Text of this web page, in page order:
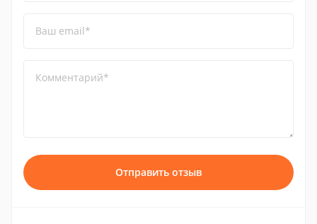
Ваш email*
Комментарий*
Отправить отзыв